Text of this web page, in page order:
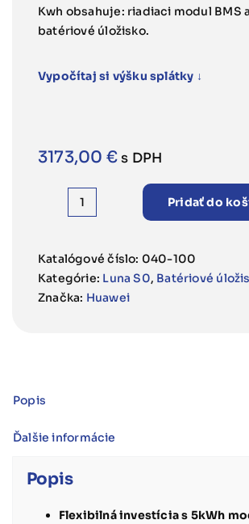
Kwh obsahuje: riadiaci modul BMS
batériové úložisko.
3173,00 € s DPH
množstvo
5-
S0
Batériový
Pridať do
Katalógové číslo: 040-100
Kategórie: Luna S0, Batériové
Značka: Huawei
Popis
Ďalšie informácie
Popis
Flexibilná investícia s 5kWh